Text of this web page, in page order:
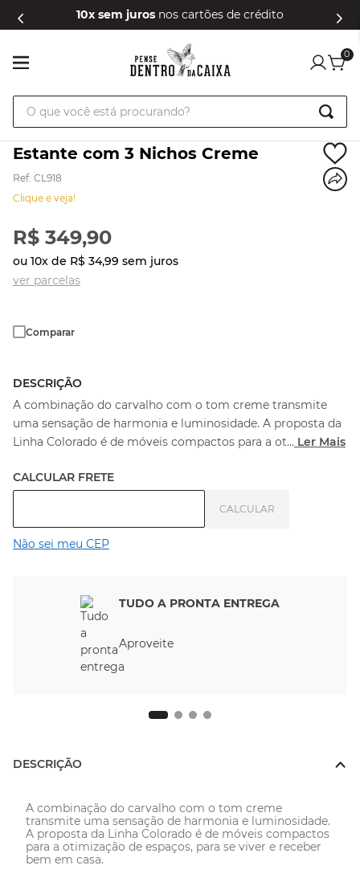
10x sem juros nos cartões de crédito
0
O que você está procurando?
Estante com 3 Nichos Creme
Ref: CL918
Clique e veja!
R$ 349,90
ou 10x de R$ 34,99 sem juros
ver parcelas
Comparar
DESCRIÇÃO
A combinação do carvalho com o tom creme transmite
uma sensação de harmonia e luminosidade. A proposta da
Linha Colorado é de móveis compactos para a ot... Ler Mais
Não sei meu CEP
TUDO A PRONTA ENTREGA
Aproveite
DESCRIÇÃO
A combinação do carvalho com o tom creme
transmite uma sensação de harmonia e luminosidade.
A proposta da Linha Colorado é de móveis compactos
para a otimização de espaços, para se viver e receber
bem em casa.